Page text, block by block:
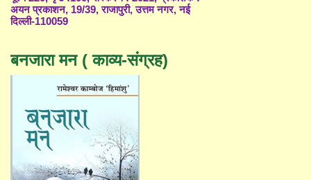
अयन प्रकाशन, 19/39, राजापुरी, उत्तम नगर, नई
दिल्ली-110059
बनजारा मन ( काव्य-संग्रह)